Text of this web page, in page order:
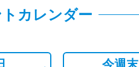
カレンダー